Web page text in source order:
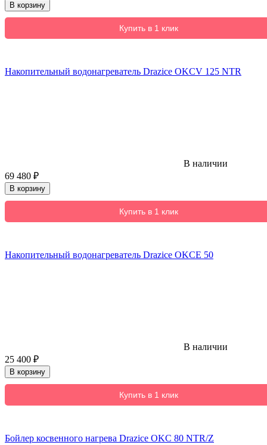
В корзину
Купить в 1 клик
Накопительный водонагреватель Drazice OKCV 125 NTR
В наличии
69 480 ₽
В корзину
Купить в 1 клик
Накопительный водонагреватель Drazice OKCE 50
В наличии
25 400 ₽
В корзину
Купить в 1 клик
Бойлер косвенного нагрева Drazice OKC 80 NTR/Z